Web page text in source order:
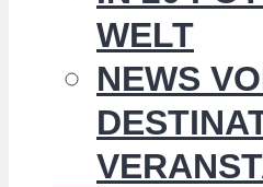
WELT
NEWS